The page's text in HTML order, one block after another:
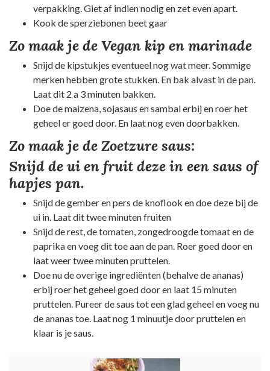
verpakking. Giet af indien nodig en zet even apart.
Kook de sperziebonen beet gaar
Zo maak je de Vegan kip en marinade
Snijd de kipstukjes eventueel nog wat meer. Sommige
merken hebben grote stukken. En bak alvast in de pan.
Laat dit 2 a 3 minuten bakken.
Doe de maizena, sojasaus en sambal erbij en roer het
geheel er goed door. En laat nog even doorbakken.
Zo maak je de Zoetzure saus:
Snijd de ui en fruit deze in een saus of
hapjes pan.
Snijd de gember en pers de knoflook en doe deze bij de
ui in. Laat dit twee minuten fruiten
Snijd de rest, de tomaten, zongedroogde tomaat en de
paprika en voeg dit toe aan de pan. Roer goed door en
laat weer twee minuten pruttelen.
Doe nu de overige ingrediënten (behalve de ananas)
erbij roer het geheel goed door en laat 15 minuten
pruttelen. Pureer de saus tot een glad geheel en voeg nu
de ananas toe. Laat nog 1 minuutje door pruttelen en
klaar is je saus.